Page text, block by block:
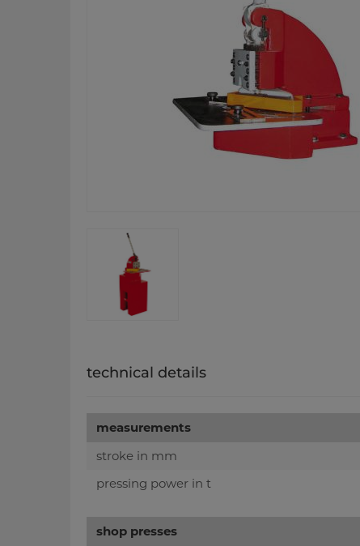
technical details
measurements
stroke in mm
pressing power in t
shop presses